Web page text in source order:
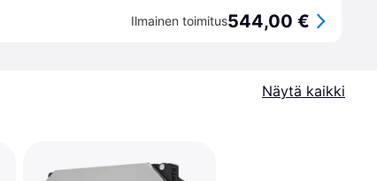
Ilmainen toimitus544,00 €
Näytä kaikki